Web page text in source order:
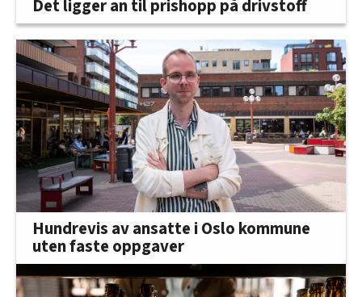
Det ligger an til prishopp på drivstoff
Hundrevis av ansatte i Oslo kommune
uten faste oppgaver